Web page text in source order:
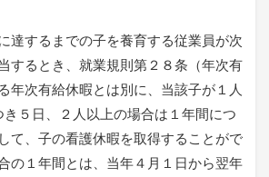
達するまでの子を養育する従業員が次
するとき、就業規則第２８条（年次有
年次有給休暇とは別に、当該子が１人
５日、２人以上の場合は１年間につ
て、子の看護休暇を取得することがで
の１年間とは、当年４月１日から翌年